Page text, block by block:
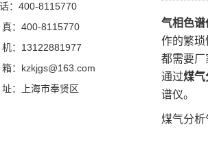
气相色谱
作的繁琐
都需要厂
通过煤气
谱仪。
煤气分析
：400-8115770
真：400-8115770
机：13122881977
箱：kzkjgs@163.com
址：上海市奉贤区